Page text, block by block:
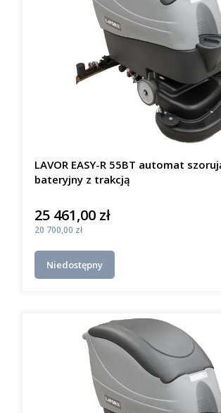
LAVOR EASY-R 55BT automat
bateryjny z trakcją
Cena
25 461,00 zł
Cena
20 700,00 zł
Niedostępny